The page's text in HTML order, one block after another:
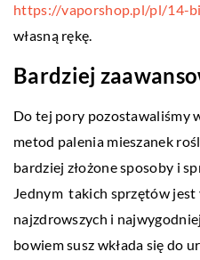
https://vaporshop.pl/pl/14-
własną rękę.
Bardziej
Do tej pory pozostawaliśmy
metod palenia mieszanek
bardziej złożone sposoby i
Jednym takich sprzętów
najzdrowszych i
bowiem susz wkłada się do